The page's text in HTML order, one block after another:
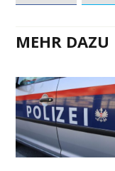
MEHR DAZU